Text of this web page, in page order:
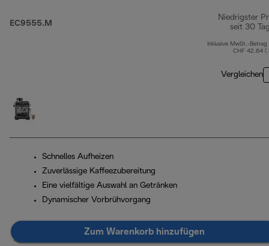
EC9555.M
Niedrigster
seit 30
Inklusive MwSt.-Betrag
CHF 42.64 (
Vergleichen
Schnelles Aufheizen
Zuverlässige Kaffeezubereitung
Eine vielfältige Auswahl an Getränken
Dynamischer Vorbrühvorgang
Zum Warenkorb hinzufügen